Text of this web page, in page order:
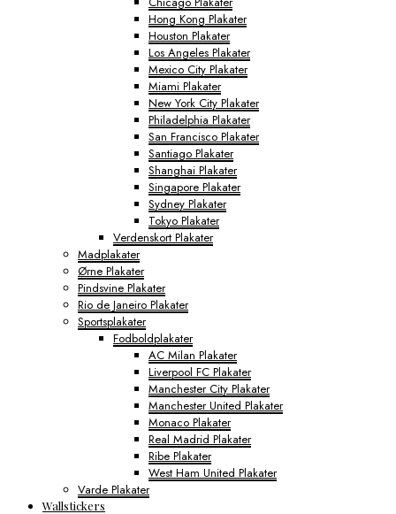
Hong Kong Plakater
Houston Plakater
Los Angeles Plakater
Mexico City Plakater
Miami Plakater
New York City Plakater
Philadelphia Plakater
San Francisco Plakater
Santiago Plakater
Shanghai Plakater
Singapore Plakater
Sydney Plakater
Tokyo Plakater
Verdenskort Plakater
Madplakater
Ørne Plakater
Pindsvine Plakater
Rio de Janeiro Plakater
Sportsplakater
Fodboldplakater
AC Milan Plakater
Liverpool FC Plakater
Manchester City Plakater
Manchester United Plakater
Monaco Plakater
Real Madrid Plakater
Ribe Plakater
West Ham United Plakater
Varde Plakater
Wallstickers